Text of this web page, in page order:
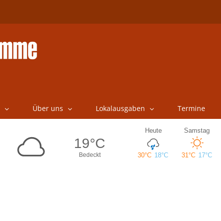
Über uns Lokalausgaben Termine